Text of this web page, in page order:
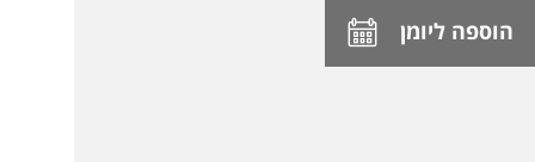
הוספה ליומן